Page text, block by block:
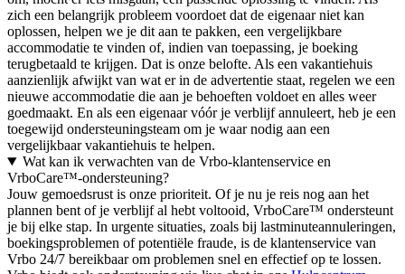
zich een belangrijk probleem voordoet dat de eigenaar niet kan
oplossen, helpen we je dit aan te pakken, een vergelijkbare
accommodatie te vinden of, indien van toepassing, je boeking
terugbetaald te krijgen. Dat is onze belofte. Als een vakantiehuis
aanzienlijk afwijkt van wat er in de advertentie staat, regelen we een
nieuwe accommodatie die aan je behoeften voldoet en alles weer
goedmaakt. En als een eigenaar vóór je verblijf annuleert, heb je een
toegewijd ondersteuningsteam om je waar nodig aan een
vergelijkbaar vakantiehuis te helpen.
Wat kan ik verwachten van de Vrbo-klantenservice en
VrboCare™-ondersteuning?
Jouw gemoedsrust is onze prioriteit. Of je nu je reis nog aan het
plannen bent of je verblijf al hebt voltooid, VrboCare™ ondersteunt
je bij elke stap. In urgente situaties, zoals bij lastminuteannuleringen,
boekingsproblemen of potentiële fraude, is de klantenservice van
Vrbo 24/7 bereikbaar om problemen snel en effectief op te lossen.